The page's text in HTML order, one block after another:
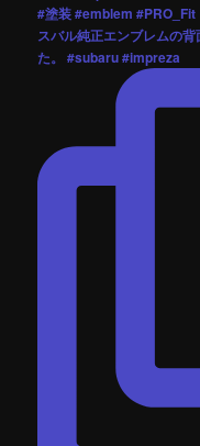
スバル純正エンブレムの
た。 #subaru #impreza